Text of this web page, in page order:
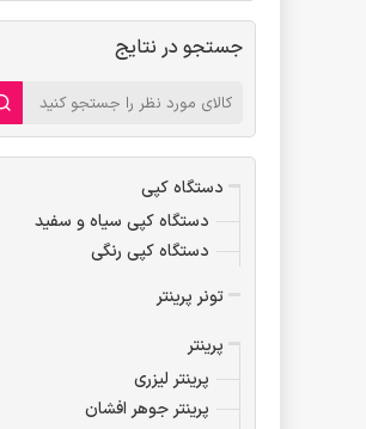
جستجو در نتایج
دستگاه کپی
دستگاه کپی سیاه و سفید
دستگاه کپی رنگی
تونر پرینتر
پرینتر
پرینتر لیزری
پرینتر جوهر افشان